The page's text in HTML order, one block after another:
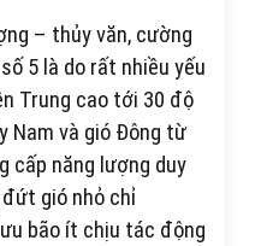
– thủy văn, cường
5 là do rất nhiều yếu
Trung cao tới 30 độ
Nam và gió Đông từ
cấp năng lượng duy
gió nhỏ chỉ
bão ít chịu tác động